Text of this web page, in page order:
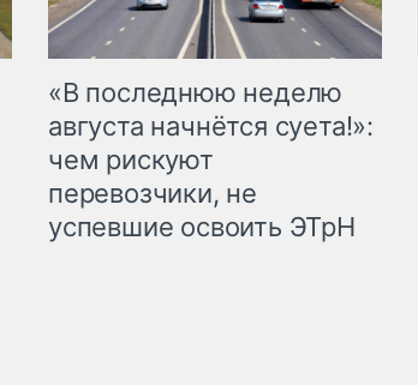
«В последнюю неделю
августа начнётся суета!»:
чем рискуют
перевозчики, не
успевшие освоить ЭТрН